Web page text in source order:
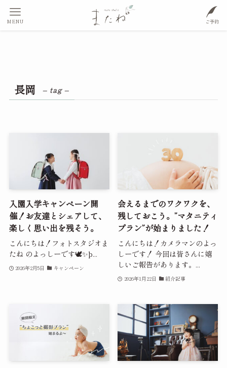
ご予約
MENU
長岡 – tag –
入園入学キャンペーン開
催！お友達とシェアして、
楽しく思い出を残そう。
こんにちは！フォトスタジオま
たね のよっしーです🕊️✨þ...
2026年2月5日 キャンペーン
会えるまでのワクワクを、
残しておこう。”マタニティ
プラン”が始まりました！
こんにちは！カメラマンのよっ
しーです！ 今回は皆さんに嬉
しいご報告があります。...
2026年1月22日 紹介記事